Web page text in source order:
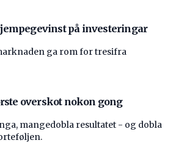
på investeringar
ga rom for tresifra
overskot nokon gong
mangedobla resultatet - og dobla